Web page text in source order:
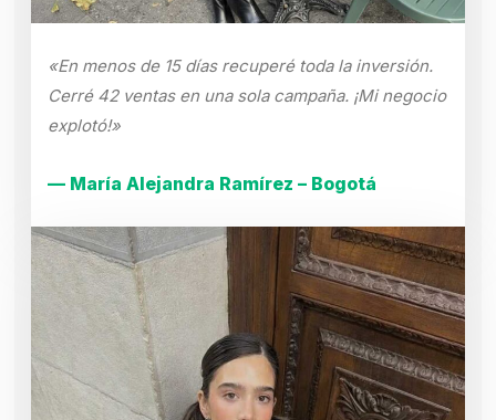
«En menos de 15 días recuperé toda la inversión.
Cerré 42 ventas en una sola campaña. ¡Mi negocio
explotó!»
— María Alejandra Ramírez – Bogotá